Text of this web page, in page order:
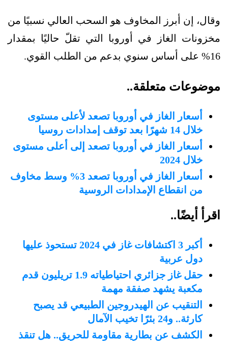
وقال، إن أبرز المخاوف هو السحب العالي نسبيًا من
مخزونات الغاز في أوروبا التي تقلّ حاليًا بمقدار
16% على أساس سنوي بدعم من الطلب القوي.
موضوعات متعلقة..
أسعار الغاز في أوروبا تصعد لأعلى مستوى
خلال 14 شهرًا بعد توقف إمدادات روسيا
أسعار الغاز في أوروبا تصعد إلى أعلى مستوى
خلال 2024
أسعار الغاز في أوروبا تصعد 3% وسط مخاوف
من انقطاع الإمدادات الروسية
اقرأ أيضًا..
أكبر 3 اكتشافات غاز في 2024 تستحوذ عليها
دول عربية
حقل غاز جزائري احتياطياته 1.9 تريليون قدم
مكعبة يشهد صفقة مهمة
التنقيب عن الهيدروجين الطبيعي قد يصبح
كارثة.. و24 بئرًا تخيب الآمال
الكشف عن بطارية مقاومة للحريق.. هل تنقذ